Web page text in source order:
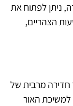
ניתן לפתוח את
הצהריים,
חדירה מרבית של
למשיכת האור